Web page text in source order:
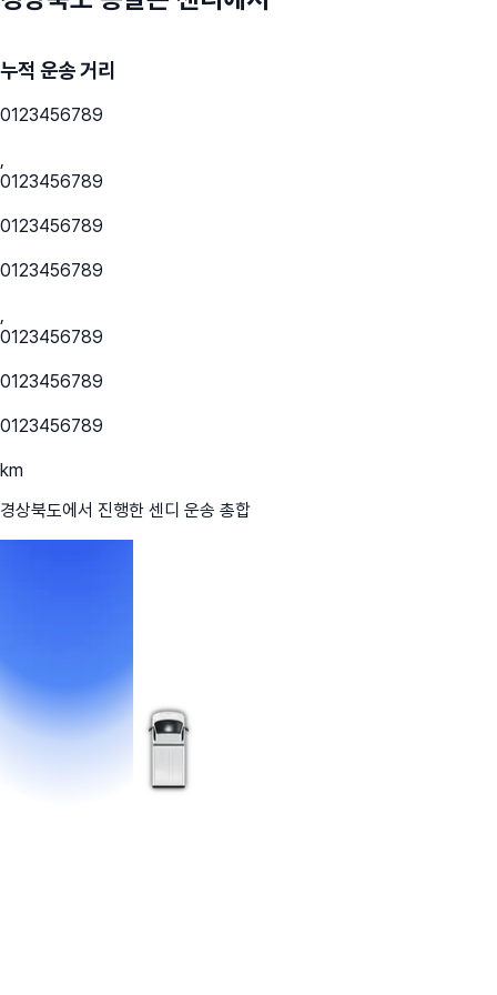
누적 운송 거리
0123456789
,
0123456789
0123456789
0123456789
,
0123456789
0123456789
0123456789
km
경상북도에서 진행한 센디 운송 총합